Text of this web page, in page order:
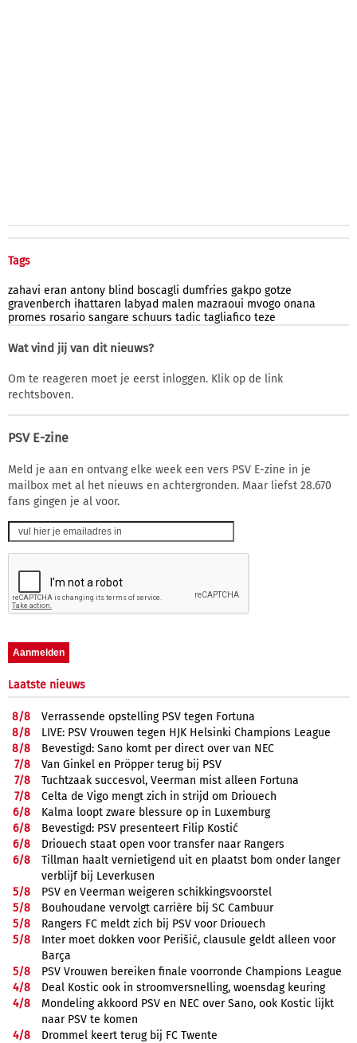
Tags
zahavi eran antony blind boscagli dumfries gakpo gotze
gravenberch ihattaren labyad malen mazraoui mvogo onana
promes rosario sangare schuurs tadic tagliafico teze
Wat vind jij van dit nieuws?
Om te reageren moet je eerst inloggen. Klik op de link
rechtsboven.
PSV E-zine
Meld je aan en ontvang elke week een vers PSV E-zine in je
mailbox met al het nieuws en achtergronden. Maar liefst 28.670
fans gingen je al voor.
Laatste nieuws
8/8
Verrassende opstelling PSV tegen Fortuna
8/8
LIVE: PSV Vrouwen tegen HJK Helsinki Champions League
8/8
Bevestigd: Sano komt per direct over van NEC
7/8
Van Ginkel en Pröpper terug bij PSV
7/8
Tuchtzaak succesvol, Veerman mist alleen Fortuna
7/8
Celta de Vigo mengt zich in strijd om Driouech
6/8
Kalma loopt zware blessure op in Luxemburg
6/8
Bevestigd: PSV presenteert Filip Kostić
6/8
Driouech staat open voor transfer naar Rangers
6/8
Tillman haalt vernietigend uit en plaatst bom onder langer
verblijf bij Leverkusen
5/8
PSV en Veerman weigeren schikkingsvoorstel
5/8
Bouhoudane vervolgt carrière bij SC Cambuur
5/8
Rangers FC meldt zich bij PSV voor Driouech
5/8
Inter moet dokken voor Perišić, clausule geldt alleen voor
Barça
5/8
PSV Vrouwen bereiken finale voorronde Champions League
4/8
Deal Kostic ook in stroomversnelling, woensdag keuring
4/8
Mondeling akkoord PSV en NEC over Sano, ook Kostic lijkt
naar PSV te komen
4/8
Drommel keert terug bij FC Twente